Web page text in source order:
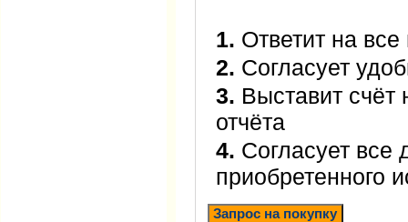
1. Ответит на
2. Согласует
3. Выставит счёт
отчёта
4. Согласует все
приобретенного
Запрос на покупку